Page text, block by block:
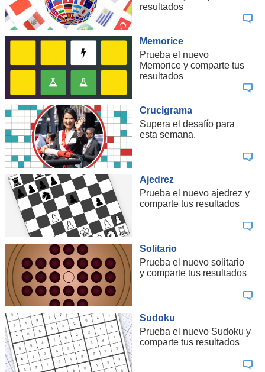
resultados
Memorice
Prueba el nuevo
Memorice y comparte tus
resultados
Crucigrama
Supera el desafío para
esta semana.
Ajedrez
Prueba el nuevo ajedrez y
comparte tus resultados
Solitario
Prueba el nuevo solitario
y comparte tus resultados
Sudoku
Prueba el nuevo Sudoku y
comparte tus resultados